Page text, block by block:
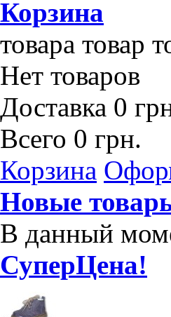
Корзина
товара товар
Нет товаров
Доставка 0
Всего 0 грн.
Корзина
Новые
В данный
СуперЦена!